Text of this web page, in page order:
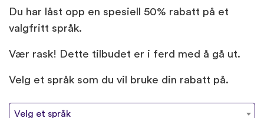
Du har låst opp en spesiell 50% rabatt på et
valgfritt språk.
Vær rask! Dette tilbudet er i ferd med å gå ut.
Velg et språk som du vil bruke din rabatt på.
Velg et språk